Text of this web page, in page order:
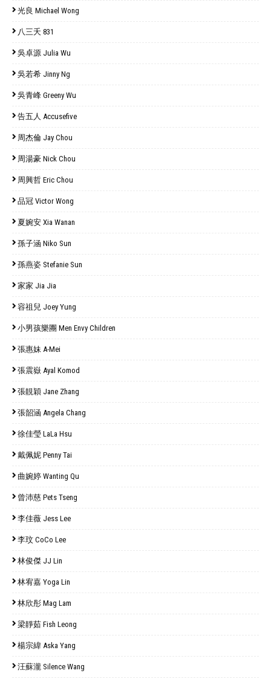
光良 Michael Wong
八三夭 831
吳卓源 Julia Wu
吳若希 Jinny Ng
吳青峰 Greeny Wu
告五人 Accusefive
周杰倫 Jay Chou
周湯豪 Nick Chou
周興哲 Eric Chou
品冠 Victor Wong
夏婉安 Xia Wanan
孫子涵 Niko Sun
孫燕姿 Stefanie Sun
家家 Jia Jia
容祖兒 Joey Yung
小男孩樂團 Men Envy Children
張惠妹 A-Mei
張震嶽 Ayal Komod
張靚穎 Jane Zhang
張韶涵 Angela Chang
徐佳瑩 LaLa Hsu
戴佩妮 Penny Tai
曲婉婷 Wanting Qu
曾沛慈 Pets Tseng
李佳薇 Jess Lee
李玟 CoCo Lee
林俊傑 JJ Lin
林宥嘉 Yoga Lin
林欣彤 Mag Lam
梁靜茹 Fish Leong
楊宗緯 Aska Yang
汪蘇瀧 Silence Wang